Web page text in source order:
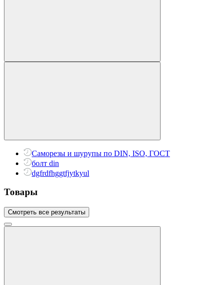
Саморезы и шурупы по DIN, ISO, ГОСТ
болт din
dgfrdfhggtfjytkyul
Товары
Смотреть все результаты